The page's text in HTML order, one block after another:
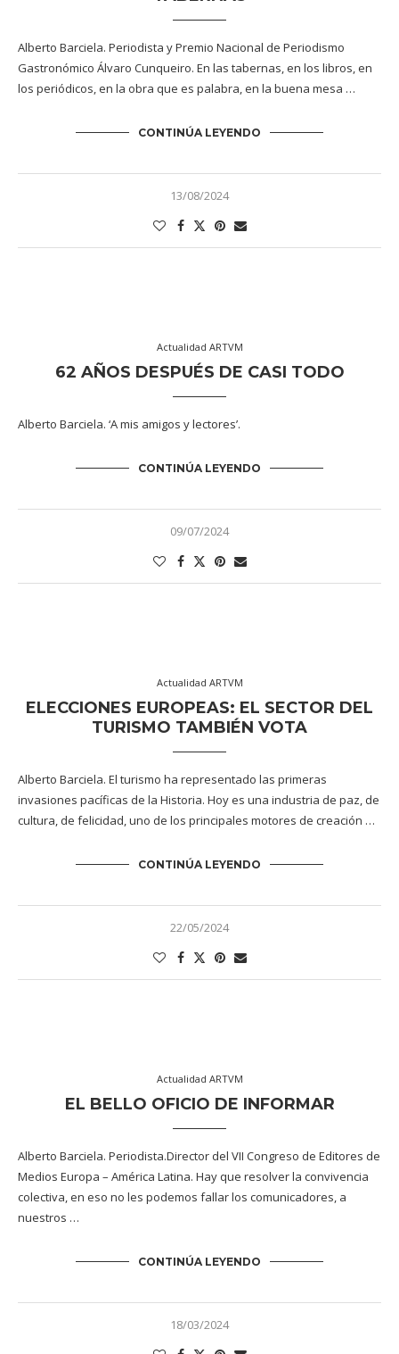
Alberto Barciela. Periodista y Premio Nacional de Periodismo
Gastronómico Álvaro Cunqueiro. En las tabernas, en los libros, en
los periódicos, en la obra que es palabra, en la buena mesa …
CONTINÚA LEYENDO
13/08/2024
Actualidad ARTVM
62 AÑOS DESPUÉS DE CASI TODO
Alberto Barciela. ‘A mis amigos y lectores’.
CONTINÚA LEYENDO
09/07/2024
Actualidad ARTVM
ELECCIONES EUROPEAS: EL SECTOR DEL
TURISMO TAMBIÉN VOTA
Alberto Barciela. El turismo ha representado las primeras
invasiones pacíficas de la Historia. Hoy es una industria de paz, de
cultura, de felicidad, uno de los principales motores de creación …
CONTINÚA LEYENDO
22/05/2024
Actualidad ARTVM
EL BELLO OFICIO DE INFORMAR
Alberto Barciela. Periodista.Director del VII Congreso de Editores de
Medios Europa – América Latina. Hay que resolver la convivencia
colectiva, en eso no les podemos fallar los comunicadores, a
nuestros …
CONTINÚA LEYENDO
18/03/2024